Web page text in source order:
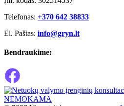
Telefonas: +370 642 38833
El. Paštas: info@gryn.lt
Bendraukime:
NEMOKAMA